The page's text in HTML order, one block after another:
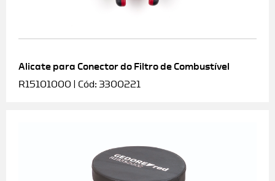
Alicate para Conector do Filtro de Combustível
R15101000 | Cód: 3300221